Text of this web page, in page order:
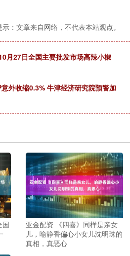
：文章来自网络，不代表本站观点。
月27日全国主要批发市场高辣小椒
外收缩0.3% 牛津经济研究院预警加
国
亚金配资 《四喜》同样是亲女
儿，喻静香偏心小女儿沈明珠的
真相，真恶心